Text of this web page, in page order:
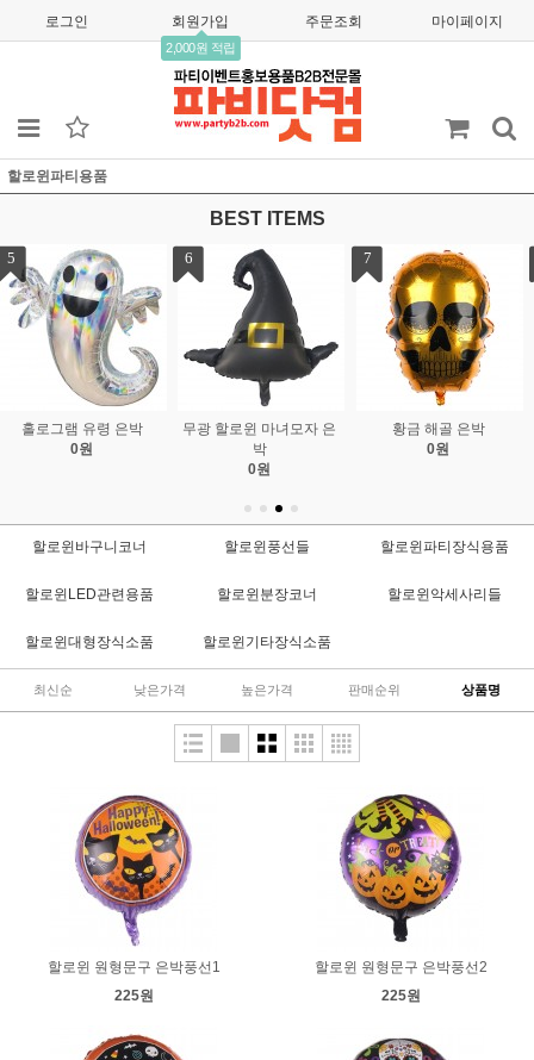
로그인 회원가입
2,000원 적립
주문조회 마이페이지
할로윈파티용품
BEST ITEMS
황금 해골 은박
0원
22인치 4D 할로윈 공 은
박
675원
9
무광 양면 핑크호박 스텐
딩 은박
할로윈바구니코너 할로윈풍선들 할로윈파티장식용품
할로윈LED관련용품 할로윈분장코너 할로윈악세사리들
할로윈대형장식소품 할로윈기타장식소품
최신순 낮은가격 높은가격 판매순위 상품명
할로윈 원형문구 은박풍선1
225원
할로윈 원형문구 은박풍선2
225원